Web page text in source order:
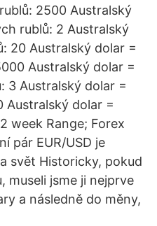
2500 Australský
rublů: 2 Australský
20 Australský dolar =
Australský dolar =
3 Australský dolar =
Australský dolar =
week Range; Forex
pár EUR/USD je
svět Historicky, pokud
museli jsme ji nejprve
a následně do měny,